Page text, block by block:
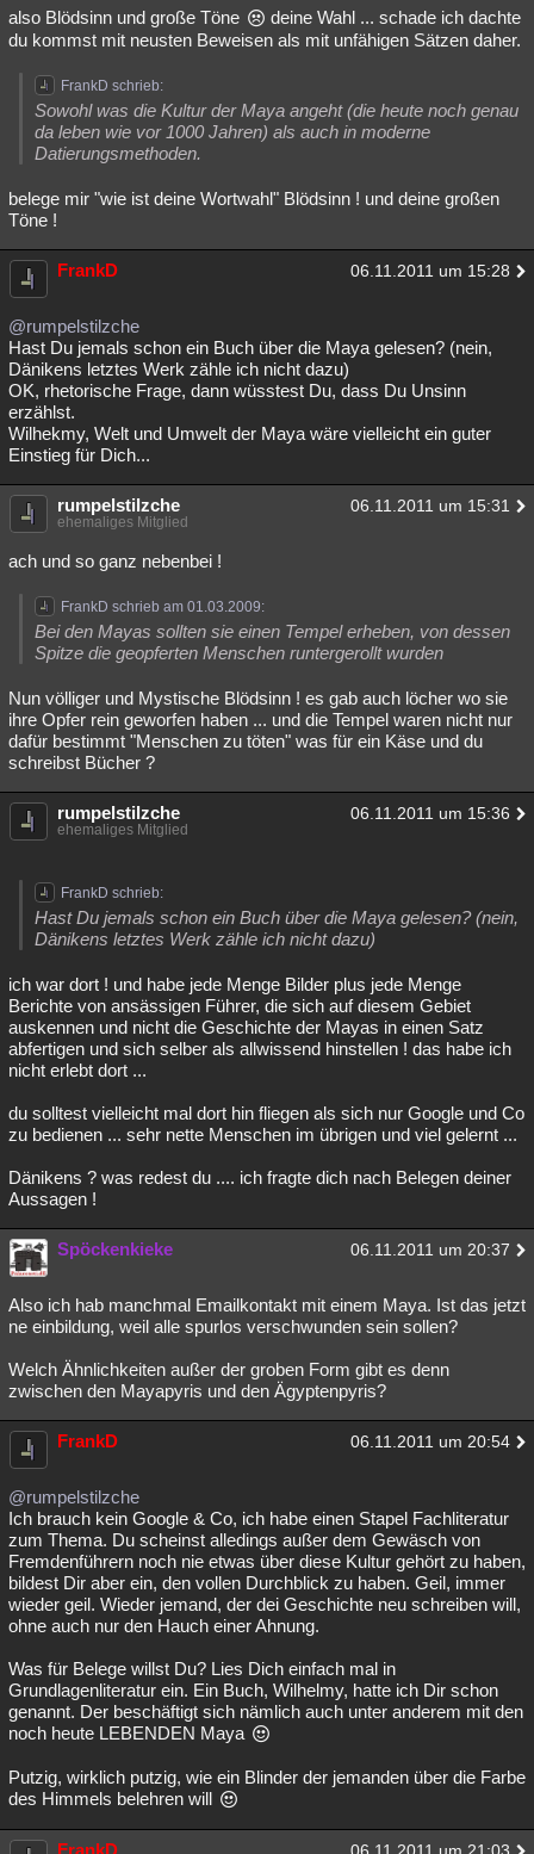
also Blödsinn und große Töne
deine Wahl ... schade ich dachte
du kommst mit neusten Beweisen als mit unfähigen Sätzen daher.
FrankD schrieb:
Sowohl was die Kultur der Maya angeht (die heute noch genau
da leben wie vor 1000 Jahren) als auch in moderne
Datierungsmethoden.
belege mir "wie ist deine Wortwahl" Blödsinn ! und deine großen
Töne !
FrankD 06.11.2011 um 15:28
@rumpelstilzche
Hast Du jemals schon ein Buch über die Maya gelesen? (nein,
Dänikens letztes Werk zähle ich nicht dazu)
OK, rhetorische Frage, dann wüsstest Du, dass Du Unsinn
erzählst.
Wilhekmy, Welt und Umwelt der Maya wäre vielleicht ein guter
Einstieg für Dich...
rumpelstilzche 06.11.2011 um 15:31
ehemaliges Mitglied
ach und so ganz nebenbei !
FrankD schrieb am 01.03.2009:
Bei den Mayas sollten sie einen Tempel erheben, von dessen
Spitze die geopferten Menschen runtergerollt wurden
Nun völliger und Mystische Blödsinn ! es gab auch löcher wo sie
ihre Opfer rein geworfen haben ... und die Tempel waren nicht nur
dafür bestimmt "Menschen zu töten" was für ein Käse und du
schreibst Bücher ?
rumpelstilzche 06.11.2011 um 15:36
ehemaliges Mitglied
FrankD schrieb:
Hast Du jemals schon ein Buch über die Maya gelesen? (nein,
Dänikens letztes Werk zähle ich nicht dazu)
ich war dort ! und habe jede Menge Bilder plus jede Menge
Berichte von ansässigen Führer, die sich auf diesem Gebiet
auskennen und nicht die Geschichte der Mayas in einen Satz
abfertigen und sich selber als allwissend hinstellen ! das habe ich
nicht erlebt dort ...
du solltest vielleicht mal dort hin fliegen als sich nur Google und Co
zu bedienen ... sehr nette Menschen im übrigen und viel gelernt ...
Dänikens ? was redest du .... ich fragte dich nach Belegen deiner
Aussagen !
Spöckenkieke 06.11.2011 um 20:37
Also ich hab manchmal Emailkontakt mit einem Maya. Ist das jetzt
ne einbildung, weil alle spurlos verschwunden sein sollen?
Welch Ähnlichkeiten außer der groben Form gibt es denn
zwischen den Mayapyris und den Ägyptenpyris?
FrankD 06.11.2011 um 20:54
@rumpelstilzche
Ich brauch kein Google & Co, ich habe einen Stapel Fachliteratur
zum Thema. Du scheinst alledings außer dem Gewäsch von
Fremdenführern noch nie etwas über diese Kultur gehört zu haben,
bildest Dir aber ein, den vollen Durchblick zu haben. Geil, immer
wieder geil. Wieder jemand, der dei Geschichte neu schreiben will,
ohne auch nur den Hauch einer Ahnung.
Was für Belege willst Du? Lies Dich einfach mal in
Grundlagenliteratur ein. Ein Buch, Wilhelmy, hatte ich Dir schon
genannt. Der beschäftigt sich nämlich auch unter anderem mit den
noch heute LEBENDEN Maya
Putzig, wirklich putzig, wie ein Blinder der jemanden über die Farbe
des Himmels belehren will
FrankD